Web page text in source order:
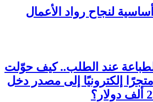
عند الطلب.. كيف حوّلت
متجرًا إلكترونيًا إلى مصدر دخل